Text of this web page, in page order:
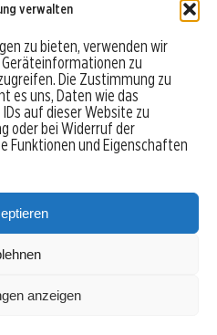
verwalten
zu bieten, verwenden wir
Geräteinformationen zu
Die Zustimmung zu
es uns, Daten wie das
auf dieser Website zu
oder bei Widerruf der
Funktionen und Eigenschaften
anzeigen